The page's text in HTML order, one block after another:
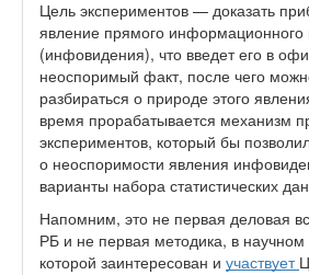
Цель экспериментов — доказать
явление прямого информационного
(инфовидения), что введет его в
неоспоримый факт, после чего
разбираться о природе этого
время прорабатывается механизм
экспериментов, который бы
о неоспоримости явления
варианты набора статистических
Напомним, это не первая деловая
РБ и не первая методика, в научном
которой заинтересован и участвует